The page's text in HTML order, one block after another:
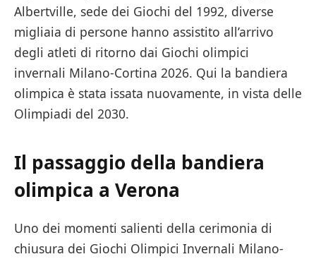
Albertville, sede dei Giochi del 1992, diverse
migliaia di persone hanno assistito all’arrivo
degli atleti di ritorno dai Giochi olimpici
invernali Milano-Cortina 2026. Qui la bandiera
olimpica è stata issata nuovamente, in vista delle
Olimpiadi del 2030.
Il passaggio della bandiera
olimpica a Verona
Uno dei momenti salienti della cerimonia di
chiusura dei Giochi Olimpici Invernali Milano-